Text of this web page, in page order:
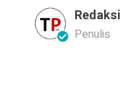
Redaksi
Penulis